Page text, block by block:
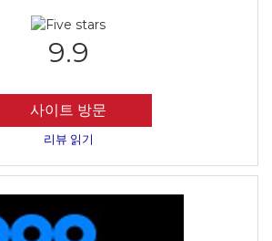
9.9
사이트 방문
리뷰 읽기